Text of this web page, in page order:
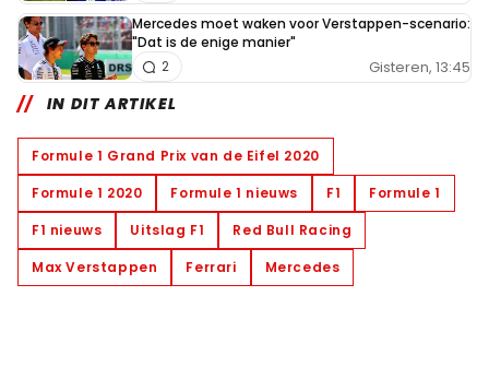
Mercedes moet waken voor Verstappen-scenario:
"Dat is de enige manier"
Gisteren, 13:45
2
IN DIT ARTIKEL
Formule 1 Grand Prix van de Eifel 2020
Formule 1 2020
Formule 1 nieuws F1
Formule 1
F1 nieuws
Uitslag F1
Red Bull Racing
Max Verstappen
Ferrari Mercedes